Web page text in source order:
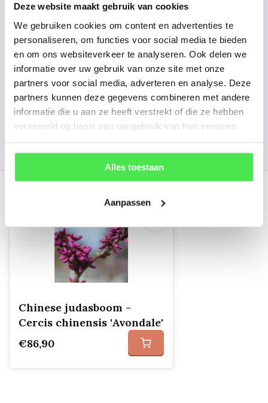
Deze website maakt gebruik van cookies
We gebruiken cookies om content en advertenties te
personaliseren, om functies voor social media te bieden
en om ons websiteverkeer te analyseren. Ook delen we
informatie over uw gebruik van onze site met onze
partners voor social media, adverteren en analyse. Deze
partners kunnen deze gegevens combineren met andere
informatie die u aan ze heeft verstrekt of die ze hebben
verzameld op basis van uw gebruik van hun services.
Alles toestaan
Aanpassen
boom er ongeveer eruit ziet? We
kunnen u een foto sturen.
info@tuinplantenbezorgd.nl
06 45 601 508 (tijdelijk niet bereikbaar)
Recent bekeken
Chinese judasboom -
Cercis chinensis 'Avondale'
€86,90